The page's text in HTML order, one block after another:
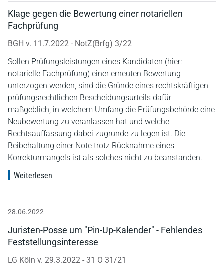
Klage gegen die Bewertung einer notariellen
Fachprüfung
BGH v. 11.7.2022 - NotZ(Brfg) 3/22
Sollen Prüfungsleistungen eines Kandidaten (hier:
notarielle Fachprüfung) einer erneuten Bewertung
unterzogen werden, sind die Gründe eines rechtskräftigen
prüfungsrechtlichen Bescheidungsurteils dafür
maßgeblich, in welchem Umfang die Prüfungsbehörde eine
Neubewertung zu veranlassen hat und welche
Rechtsauffassung dabei zugrunde zu legen ist. Die
Beibehaltung einer Note trotz Rücknahme eines
Korrekturmangels ist als solches nicht zu beanstanden.
Weiterlesen
28.06.2022
Juristen-Posse um "Pin-Up-Kalender" - Fehlendes
Feststellungsinteresse
LG Köln v. 29.3.2022 - 31 O 31/21